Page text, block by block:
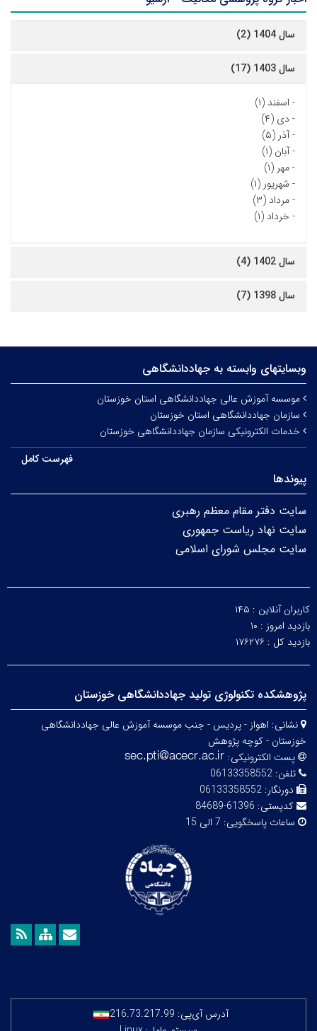
سال 1404 (2)
سال 1403 (17)
- اسفند (۱)
- دی (۴)
-آذر (۵)
-آبان (۱)
-مهر (۱)
- شهریور (۱)
-مرداد (۳)
- خرداد (۱)
سال 1402 (4)
سال 1398 (7)
وبسایتهای وابسته به جهاددانشگاهی
موسسه آموزش عالی جهاددانشگاهی استان خوزستان
سازمان جهاددانشگاهی استان خوزستان
خدمات الکترونیکی سازمان جهاددانشگاهی خوزستان
فهرست کامل
پیوندها
سایت دفتر مقام معظم رهبری
سایت نهاد ریاست جمهوری
سایت مجلس شورای اسلامی
کاربران آنلاین : ۱۴۵
بازدید امروز : ۱۰
بازدید کل : ۱۷۶۲۷۶
پژوهشکده تکنولوژی تولید جهاددانشگاهی خوزستان
نشانی: اهواز - پردیس - جنب موسسه آموزش عالی جهاددانشگاهی
خوزستان - کوچه پژوهش
پست الکترونیکی:
تلفن: 06133358552
دورنگار: 06133358552
کدپستی: 61396-84689
ساعات پاسخگویی: 7 الی 15
آدرس آی‌پی: 216.73.217.99